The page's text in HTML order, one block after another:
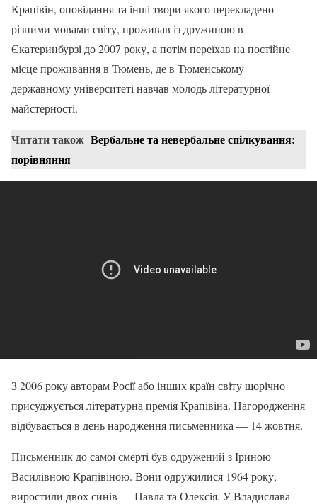
Крапівін, оповідання та інші твори якого перекладено
різними мовами світу, проживав із дружиною в
Єкатеринбурзі до 2007 року, а потім переїхав на постійне
місце проживання в Тюмень, де в Тюменському
державному університеті навчав молодь літературної
майстерності.
Читати також Вербальне та невербальне спілкування:
порівняння
З 2006 року авторам Росії або інших країн світу щорічно
присуджується літературна премія Крапівіна. Нагородження
відбувається в день народження письменника — 14 жовтня.
Письменник до самої смерті був одружений з Іриною
Василівною Крапівіною. Вони одружилися 1964 року,
виростили двох синів — Павла та Олексія. У Владислава